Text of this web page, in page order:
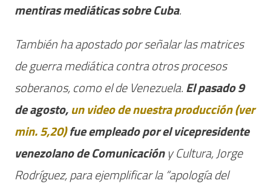
mentiras mediáticas sobre Cuba.
También ha apostado por señalar las matrices
de guerra mediática contra otros procesos
soberanos, como el de Venezuela.El pasado 9
de agosto,un video de nuestra producción (ver
min. 5,20)fue empleado por el vicepresidente
venezolano de Comunicacióny Cultura, Jorge
Rodríguez, para ejemplificar la “apología del